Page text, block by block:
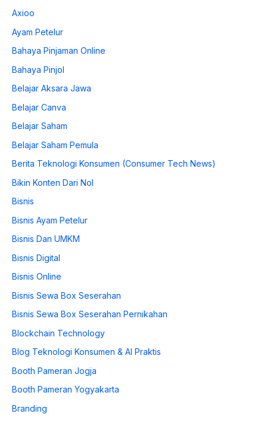
Axioo
Ayam Petelur
Bahaya Pinjaman Online
Bahaya Pinjol
Belajar Aksara Jawa
Belajar Canva
Belajar Saham
Belajar Saham Pemula
Berita Teknologi Konsumen (Consumer Tech News)
Bikin Konten Dari Nol
Bisnis
Bisnis Ayam Petelur
Bisnis Dan UMKM
Bisnis Digital
Bisnis Online
Bisnis Sewa Box Seserahan
Bisnis Sewa Box Seserahan Pernikahan
Blockchain Technology
Blog Teknologi Konsumen & AI Praktis
Booth Pameran Jogja
Booth Pameran Yogyakarta
Branding